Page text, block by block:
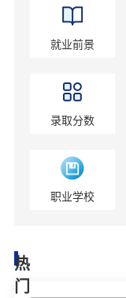
就业前景
录取分数
职业学校
热
门